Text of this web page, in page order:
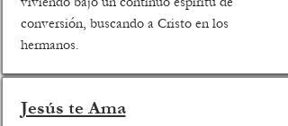
conversión, buscando a Cristo en los
hermanos.
Jesús te Ama